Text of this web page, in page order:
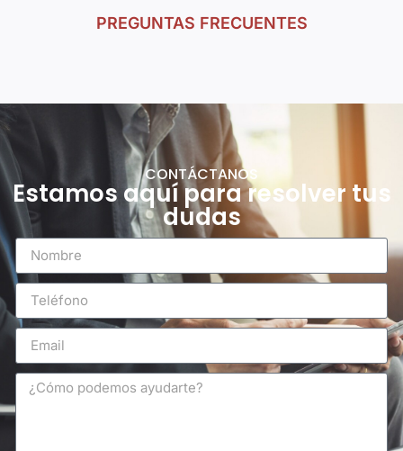
PREGUNTAS FRECUENTES
CONTÁCTANOS
Estamos aquí para resolver tus
dudas